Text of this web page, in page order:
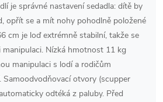
je správné nastavení sedadla: dítě by
opřít se a mít nohy pohodlně položené
cm je loď extrémně stabilní, takže se
Nízká hmotnost 11 kg
manipulaci s lodí a rodičům
Samoodvodňovací otvory (scupper
odtéká z paluby. Před